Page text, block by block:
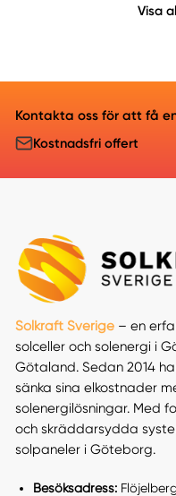
Visa
Kontakta oss för att få
Kostnadsfri offert
Solkraft Sverige– en
solceller och solenergi i
Götaland. Sedan 2014
sänka sina elkostnader
solenergilösningar. Med
och skräddarsydda
solpaneler i Göteborg.
Besöksadress: